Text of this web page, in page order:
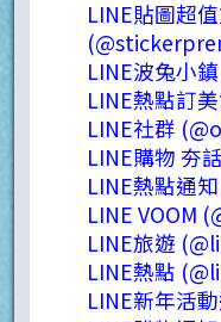
LINE貼圖超
LINE波兔小
LINE熱點訂
LINE社群
LINE購物 夯
LINE熱點通
LINE VOOM
LINE旅遊
LINE熱點
​LINE新年活